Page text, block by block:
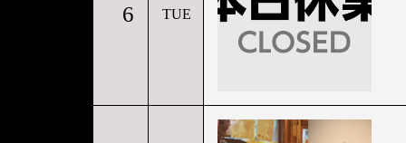
6 TUE